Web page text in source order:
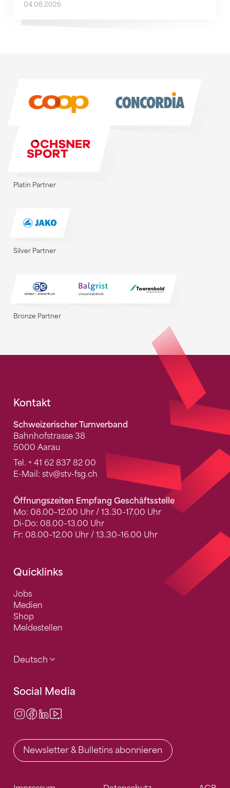
04.08.2026
Platin Partner
Silver Partner
Bronze Partner
Fusszeile
Kontakt
Schweizerischer Turnverband
Bahnhofstrasse 38
5000 Aarau
Tel. + 41 62 837 82 00
E-Mail: stv@stv-fsg.ch
Öffnungszeiten Empfang Geschäftsstelle
Mo: 08.00–12.00 Uhr / 13.30–17.00 Uhr
Di-Do: 08.00–13.00 Uhr
Fr: 08.00–12.00 Uhr / 13.30–16.00 Uhr
Quicklinks
Jobs
Medien
Shop
Meldestellen
Deutsch
Social Media
Instagram
Facebook
LinkedIn
Newsletter & Bulletins abonnieren